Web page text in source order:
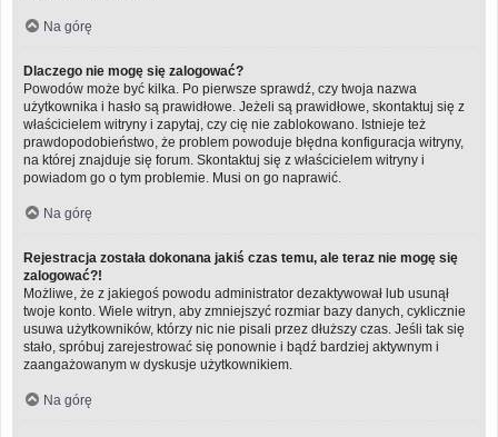
Na górę
Dlaczego nie mogę się zalogować?
Powodów może być kilka. Po pierwsze sprawdź, czy twoja nazwa
użytkownika i hasło są prawidłowe. Jeżeli są prawidłowe, skontaktuj się z
właścicielem witryny i zapytaj, czy cię nie zablokowano. Istnieje też
prawdopodobieństwo, że problem powoduje błędna konfiguracja witryny,
na której znajduje się forum. Skontaktuj się z właścicielem witryny i
powiadom go o tym problemie. Musi on go naprawić.
Na górę
Rejestracja została dokonana jakiś czas temu, ale teraz nie mogę się
zalogować?!
Możliwe, że z jakiegoś powodu administrator dezaktywował lub usunął
twoje konto. Wiele witryn, aby zmniejszyć rozmiar bazy danych, cyklicznie
usuwa użytkowników, którzy nic nie pisali przez dłuższy czas. Jeśli tak się
stało, spróbuj zarejestrować się ponownie i bądź bardziej aktywnym i
zaangażowanym w dyskusje użytkownikiem.
Na górę